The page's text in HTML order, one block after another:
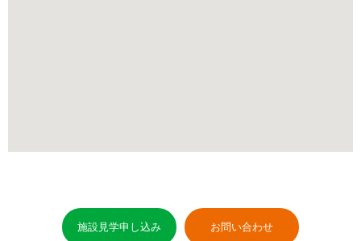
施設見学申し込み お問い合わせ